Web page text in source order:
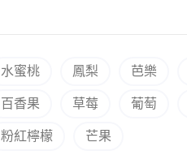
水蜜桃 鳳梨 芭樂
百香果
草莓 葡萄
粉紅檸檬
芒果